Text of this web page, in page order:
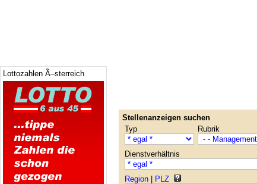
Lottozahlen Ã–sterreich
Stellenanzeigen suchen
Typ
Rubrik
Dienstverhältnis
Region PLZ